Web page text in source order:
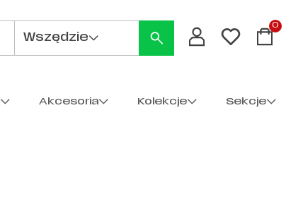
Wszędzie
0
Akcesoria Kolekcje Sekcje